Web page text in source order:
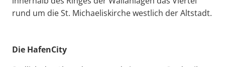
rund um die St. Michaeliskirche westlich der Altstadt.
Die HafenCity